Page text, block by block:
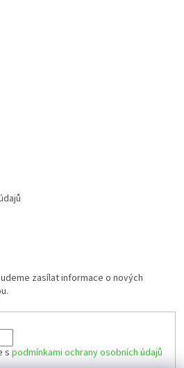
zasílat informace o nových
s podmínkami ochrany osobních údajů